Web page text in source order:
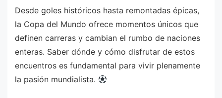
Desde goles históricos hasta remontadas épicas,
la Copa del Mundo ofrece momentos únicos que
definen carreras y cambian el rumbo de naciones
enteras. Saber dónde y cómo disfrutar de estos
encuentros es fundamental para vivir plenamente
la pasión mundialista.